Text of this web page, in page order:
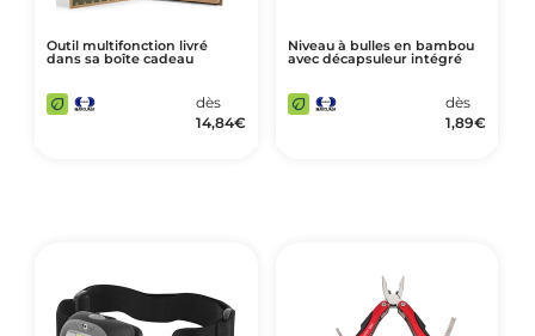
Outil multifonction livré
dans sa boîte cadeau
dès
14,84€
Niveau à bulles en bambou
avec décapsuleur intégré
dès
1,89€